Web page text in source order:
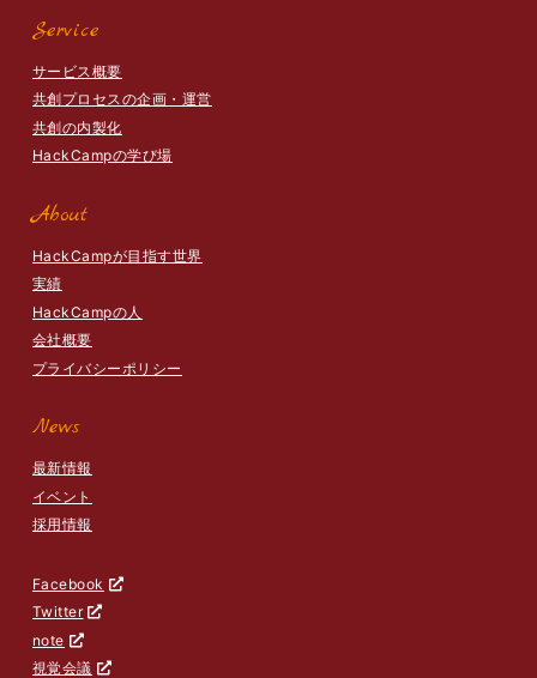
Service
サービス概要
共創プロセスの企画・運営
共創の内製化
HackCampの学び場
About
HackCampが目指す世界
実績
HackCampの人
会社概要
プライバシーポリシー
News
最新情報
イベント
採用情報
Facebook
Twitter
note
視覚会議